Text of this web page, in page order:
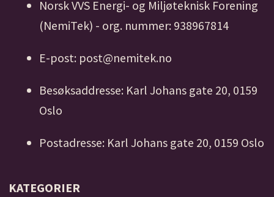
Norsk VVS Energi- og Miljøteknisk Forening
(NemiTek) - org. nummer: 938967814
E-post: post@nemitek.no
Besøksaddresse: Karl Johans gate 20, 0159
Oslo
Postadresse: Karl Johans gate 20, 0159 Oslo
KATEGORIER